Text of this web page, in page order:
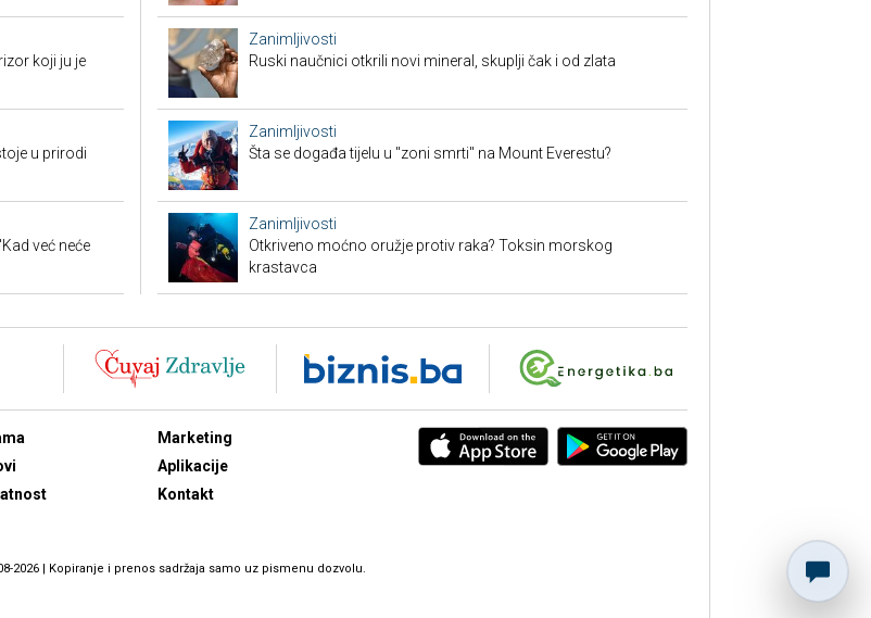
koji ju je
u prirodi
već neće
Zanimljivosti
Ruski naučnici otkrili novi mineral, skuplji čak i od zlata
Zanimljivosti
Šta se događa tijelu u "zoni smrti" na Mount Everestu?
Zanimljivosti
Otkriveno moćno oružje protiv raka? Toksin morskog
krastavca
Marketing
Aplikacije
Kontakt
2026 | Kopiranje i prenos sadržaja samo uz pismenu dozvolu.